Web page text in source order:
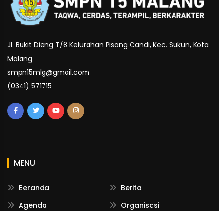
Jl. Bukit Dieng T/8 Kelurahan Pisang Candi, Kec. Sukun, Kota
Malang
smpn15mlg@gmail.com
(0341) 571715
MENU
Beranda
Berita
Agenda
Organisasi